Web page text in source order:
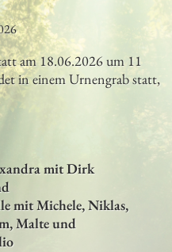
am 18.06.2026 um 11
in einem Urnengrab statt,
mit Dirk
mit Michele, Niklas,
Malte und